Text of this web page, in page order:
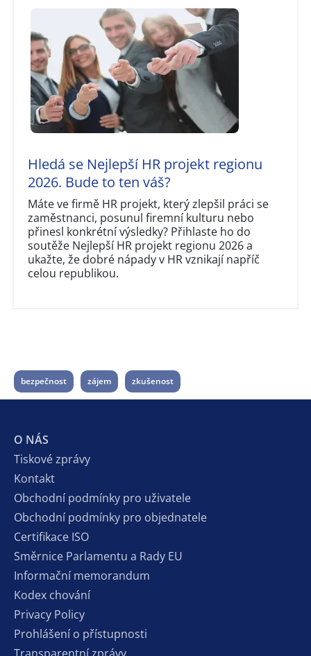
Hledá se Nejlepší HR projekt regionu
2026. Bude to ten váš?
Máte ve firmě HR projekt, který zlepšil práci se
zaměstnanci, posunul firemní kulturu nebo
přinesl konkrétní výsledky? Přihlaste ho do
soutěže Nejlepší HR projekt regionu 2026 a
ukažte, že dobré nápady v HR vznikají napříč
celou republikou.
bezpečnost zájem zkušenost
O NÁS
Tiskové zprávy
Kontakt
Obchodní podmínky pro uživatele
Obchodní podmínky pro objednatele
Certifikace ISO
Směrnice Parlamentu a Rady EU
Informační memorandum
Kodex chování
Privacy Policy
Prohlášení o přístupnosti